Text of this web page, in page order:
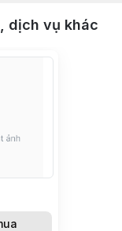
dịch vụ khác